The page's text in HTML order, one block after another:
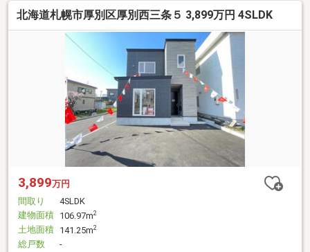
北海道札幌市厚別区厚別西三条５ 3,899万円 4SLDK
3,899万円
間取り
4SLDK
建物面積 106.97m2
土地面積 141.25m2
総戸数
-